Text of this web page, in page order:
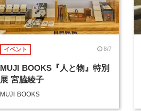
イベント 8/7
MUJI BOOKS『人と物』特別
展 宮脇綾子
MUJI BOOKS